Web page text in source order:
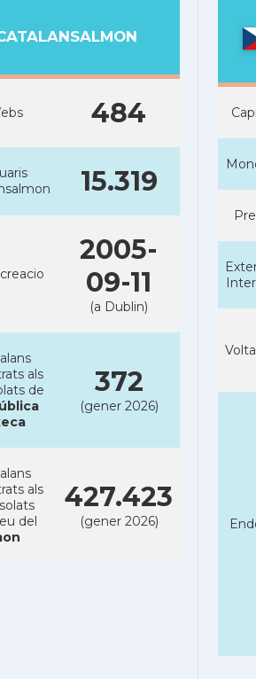
484
15.319
2005-
09-11
(a Dublin)
als
de
372
(gener 2026)
als
del
427.423
(gener 2026)